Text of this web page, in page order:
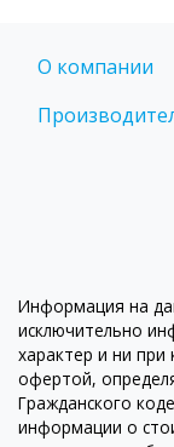
О компании
Информация на
исключительно
характер и ни при
офертой,
Гражданского
информации о